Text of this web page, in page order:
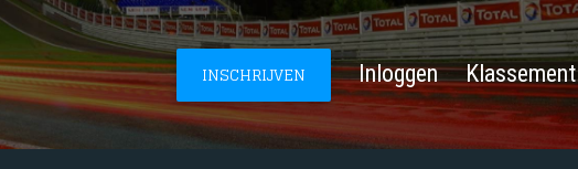
INSCHRIJVEN Inloggen Klassement